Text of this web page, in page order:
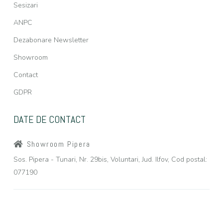
Sesizari
ANPC
Dezabonare Newsletter
Showroom
Contact
GDPR
DATE DE CONTACT
Showroom Pipera
Sos. Pipera - Tunari, Nr. 29bis, Voluntari, Jud. Ilfov, Cod postal:
077190